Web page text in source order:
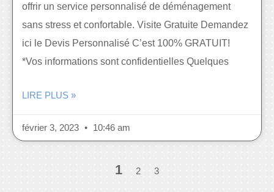
offrir un service personnalisé de déménagement
sans stress et confortable. Visite Gratuite Demandez
ici le Devis Personnalisé C’est 100% GRATUIT!
*Vos informations sont confidentielles Quelques
LIRE PLUS »
février 3, 2023 10:46 am
1 2 3